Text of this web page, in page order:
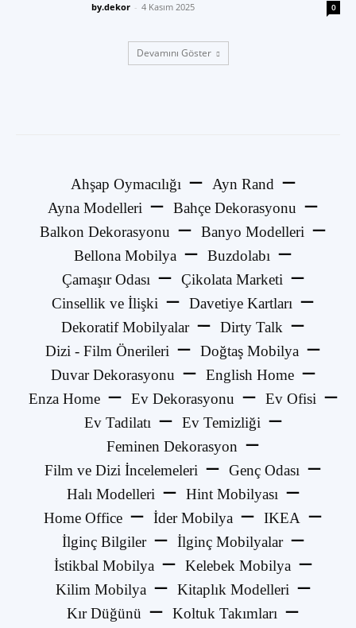
by.dekor - 4 Kasım 2025 0
Devamını Göster
Ahşap Oymacılığı
Ayn Rand
Ayna Modelleri
Bahçe Dekorasyonu
Balkon Dekorasyonu
Banyo Modelleri
Bellona Mobilya
Buzdolabı
Çamaşır Odası
Çikolata Marketi
Cinsellik ve İlişki
Davetiye Kartları
Dekoratif Mobilyalar
Dirty Talk
Dizi - Film Önerileri
Doğtaş Mobilya
Duvar Dekorasyonu
English Home
Enza Home
Ev Dekorasyonu
Ev Ofisi
Ev Tadilatı
Ev Temizliği
Feminen Dekorasyon
Film ve Dizi İncelemeleri
Genç Odası
Halı Modelleri
Hint Mobilyası
Home Office
İder Mobilya
IKEA
İlginç Bilgiler
İlginç Mobilyalar
İstikbal Mobilya
Kelebek Mobilya
Kilim Mobilya
Kitaplık Modelleri
Kır Düğünü
Koltuk Takımları